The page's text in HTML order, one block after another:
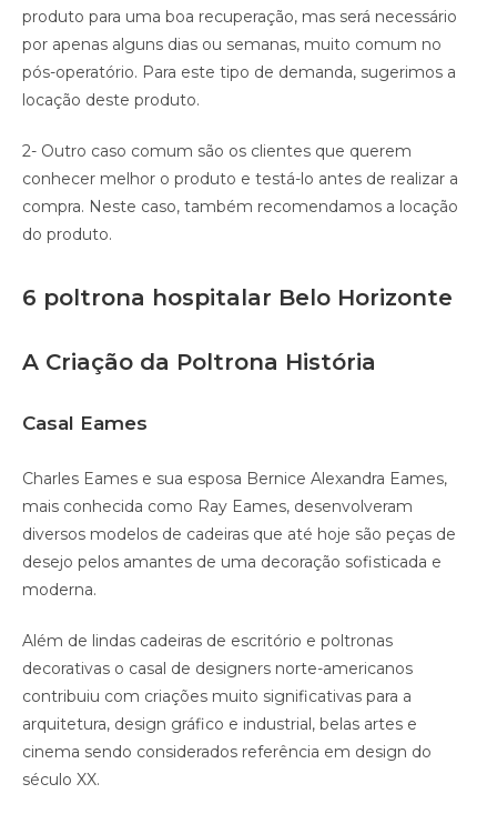
produto para uma boa recuperação, mas será necessário
por apenas alguns dias ou semanas, muito comum no
pós-operatório. Para este tipo de demanda, sugerimos a
locação deste produto.
2- Outro caso comum são os clientes que querem
conhecer melhor o produto e testá-lo antes de realizar a
compra. Neste caso, também recomendamos a locação
do produto.
6 poltrona hospitalar Belo Horizonte
A Criação da Poltrona História
Casal Eames
Charles Eames e sua esposa Bernice Alexandra Eames,
mais conhecida como Ray Eames, desenvolveram
diversos modelos de cadeiras que até hoje são peças de
desejo pelos amantes de uma decoração sofisticada e
moderna.
Além de lindas cadeiras de escritório e poltronas
decorativas o casal de designers norte-americanos
contribuiu com criações muito significativas para a
arquitetura, design gráfico e industrial, belas artes e
cinema sendo considerados referência em design do
século XX.